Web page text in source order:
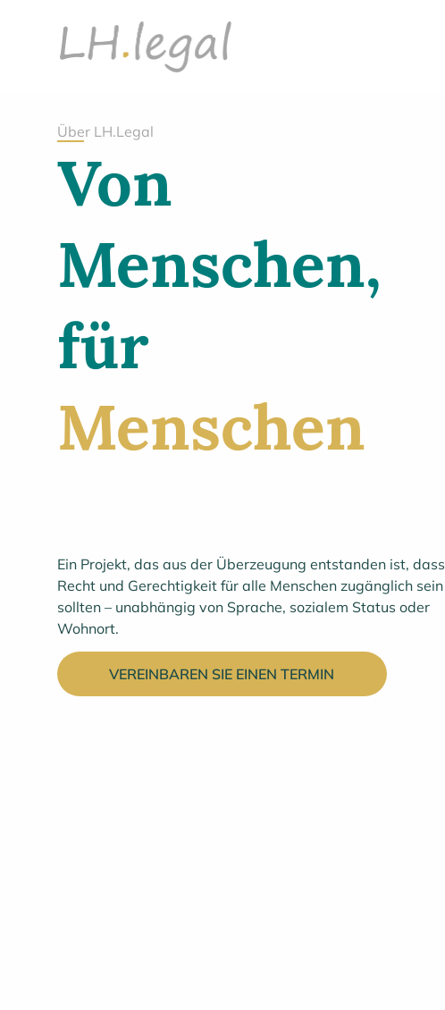
Über LH.Legal
Von
Menschen,
für
Menschen
Ein Projekt, das aus der Überzeugung entstanden ist, dass
Recht und Gerechtigkeit für alle Menschen zugänglich sein
sollten – unabhängig von Sprache, sozialem Status oder
Wohnort.
VEREINBAREN SIE EINEN TERMIN